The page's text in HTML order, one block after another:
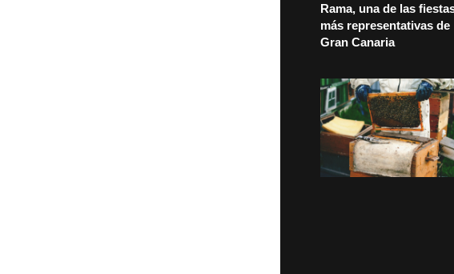
Rama, una de las
más representativas de
Gran Canaria